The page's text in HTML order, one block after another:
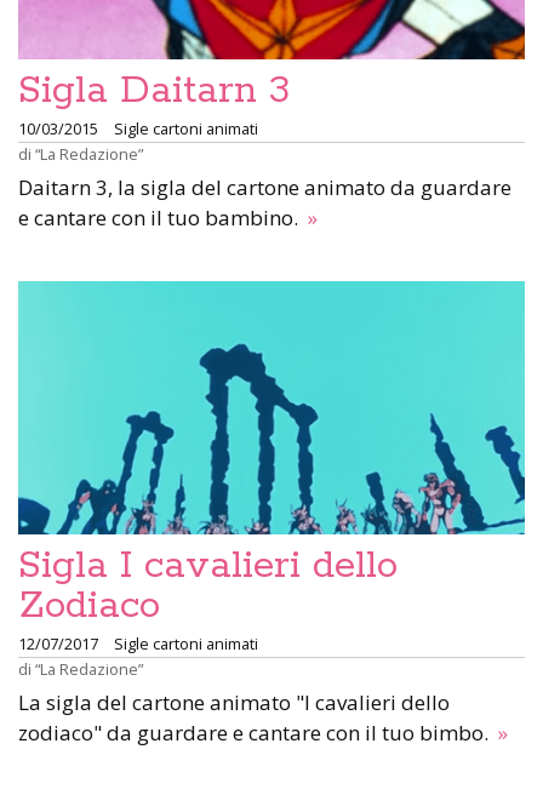
Sigla Daitarn 3
10/03/2015
Sigle cartoni animati
di “La Redazione”
Daitarn 3, la sigla del cartone animato da guardare
e cantare con il tuo bambino. »
Sigla I cavalieri dello
Zodiaco
12/07/2017
Sigle cartoni animati
di “La Redazione”
La sigla del cartone animato "I cavalieri dello
zodiaco" da guardare e cantare con il tuo bimbo. »